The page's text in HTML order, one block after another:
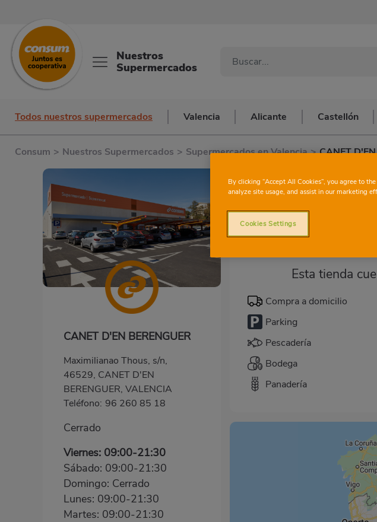
Nuestros
Supermercados
Todos nuestros supermercados Valencia Alicante Castellón
Consum > Nuestros Supermercados > Supermercados en Valencia > CANET
CANET D'EN BERENGUER
Maximilianao Thous, s/n,
46529, CANET D'EN
BERENGUER, VALENCIA
Teléfono: 96 260 85 18
Cerrado
Viernes: 09:00-21:30
Sábado: 09:00-21:30
Domingo: Cerrado
Lunes: 09:00-21:30
Martes: 09:00-21:30
Esta tienda
Compra a domicilio
Parking
Pescadería
Bodega
Panadería
By clicking “Accept All Cookies”, you agree to
analyze site usage, and assist in our marketing
Cookies Settings